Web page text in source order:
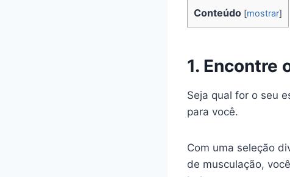
Conteúdo [mostrar]
1. Encontre
Seja qual for o seu
para você.
Com uma seleção
de musculação,